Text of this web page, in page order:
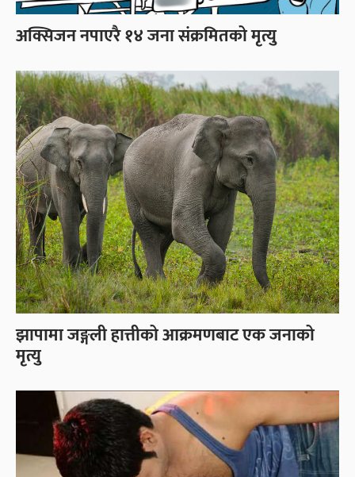
अक्सिजन नपाएरै १४ जना संक्रमितको मृत्यु
झापामा जङ्गली हात्तीको आक्रमणबाट एक जनाको
मृत्यु